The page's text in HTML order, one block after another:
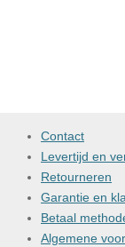
Contact
Levertijd en
Retourneren
Garantie en
Betaal
Algemene